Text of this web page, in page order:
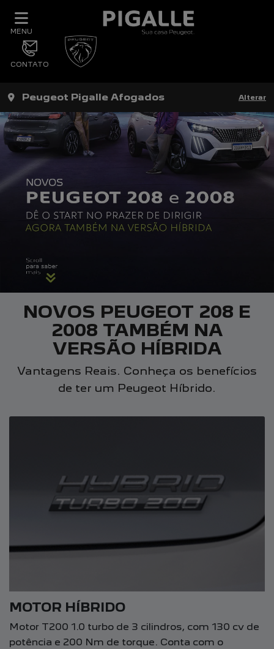
NOVOS PEUGEOT 208 E
2008 TAMBÉM NA
VERSÃO HÍBRIDA
Vantagens Reais. Conheça os benefícios
de ter um Peugeot Híbrido.
MOTOR HÍBRIDO
Motor T200 1.0 turbo de 3 cilindros, com 130 cv de
potência e 200 Nm de torque. Conta com o
MENU
CONTATO
Peugeot Pigalle Afogados Alterar